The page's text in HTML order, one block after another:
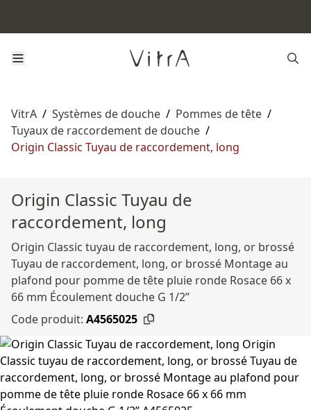
VitrA / Systèmes de douche / Pommes de tête /
Tuyaux de raccordement de douche /
Origin Classic Tuyau de raccordement, long
Origin Classic Tuyau de
raccordement, long
Origin Classic tuyau de raccordement, long, or brossé
Tuyau de raccordement, long, or brossé Montage au
plafond pour pomme de tête pluie ronde Rosace 66 x
66 mm Écoulement douche G 1/2”
Code produit: A4565025